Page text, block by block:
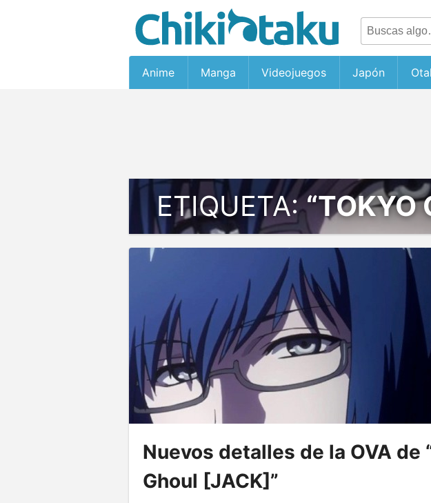
Anime Manga Videojuegos Japón
ETIQUETA:“TOKYO
Nuevos detalles de la OVA de
Ghoul [JACK]”